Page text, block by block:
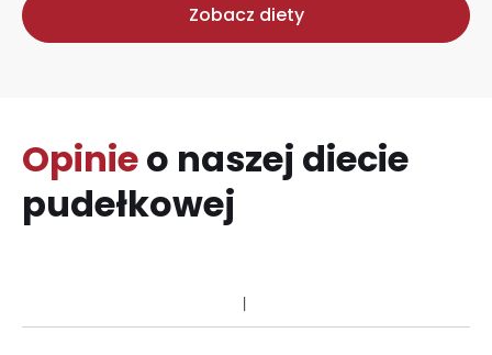
Zobacz diety
Opinieo naszej diecie
pudełkowej